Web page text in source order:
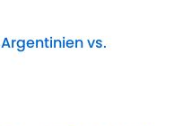
vs.
Date